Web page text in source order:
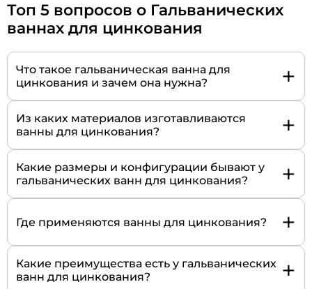
Топ 5 вопросов о Гальванических
ваннах для цинкования
Что такое гальваническая ванна для
цинкования и зачем она нужна?
+
Из каких материалов изготавливаются
ванны для цинкования?
+
Какие размеры и конфигурации бывают у
гальванических ванн для цинкования?
+
Где применяются ванны для цинкования? +
Какие преимущества есть у гальванических
ванн для цинкования?
+